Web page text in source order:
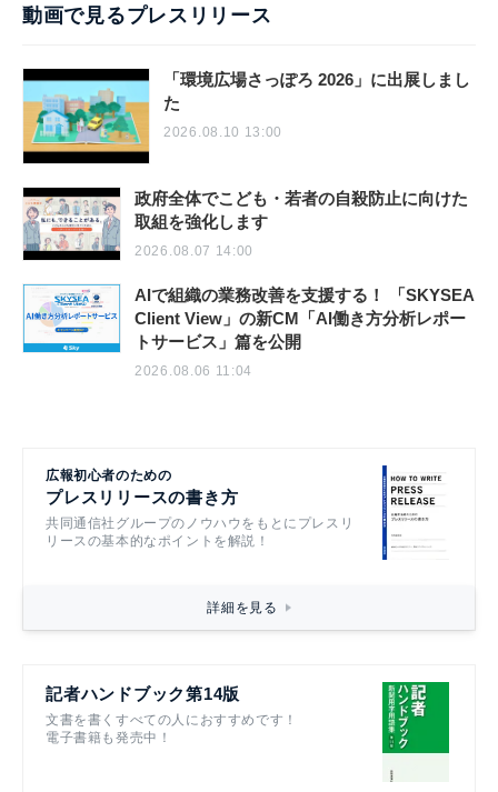
動画で見るプレスリリース
「環境広場さっぽろ 2026」に出展しまし
た
2026.08.10 13:00
政府全体でこども・若者の自殺防止に向けた
取組を強化します
2026.08.07 14:00
AIで組織の業務改善を支援する！ 「SKYSEA
Client View」の新CM「AI働き方分析レポー
トサービス」篇を公開
2026.08.06 11:04
広報初心者のための
プレスリリースの書き方
共同通信社グループのノウハウをもとにプレスリ
リースの基本的なポイントを解説！
詳細を見る
記者ハンドブック第14版
文書を書くすべての人におすすめです！
電子書籍も発売中！